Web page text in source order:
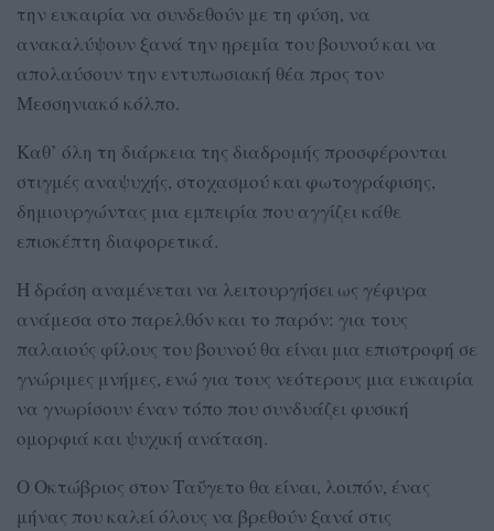
την ευκαιρία να συνδεθούν με τη φύση, να
ανακαλύψουν ξανά την ηρεμία του βουνού και να
απολαύσουν την εντυπωσιακή θέα προς τον
Μεσσηνιακό κόλπο.
Καθ’ όλη τη διάρκεια της διαδρομής προσφέρονται
στιγμές αναψυχής, στοχασμού και φωτογράφισης,
δημιουργώντας μια εμπειρία που αγγίζει κάθε
επισκέπτη διαφορετικά.
Η δράση αναμένεται να λειτουργήσει ως γέφυρα
ανάμεσα στο παρελθόν και το παρόν: για τους
παλαιούς φίλους του βουνού θα είναι μια επιστροφή σε
γνώριμες μνήμες, ενώ για τους νεότερους μια ευκαιρία
να γνωρίσουν έναν τόπο που συνδυάζει φυσική
ομορφιά και ψυχική ανάταση.
Ο Οκτώβριος στον Ταΰγετο θα είναι, λοιπόν, ένας
μήνας που καλεί όλους να βρεθούν ξανά στις